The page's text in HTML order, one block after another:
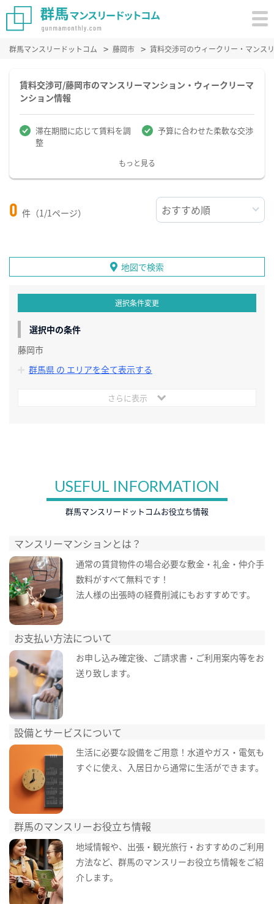
群馬マンスリードットコム 藤岡市 賃料交渉可のウィークリー・マンス
賃料交渉可/藤岡市のマンスリーマンション・ウィークリーマ
ンション情報
滞在期間に応じて賃料を調
整
予算に合わせた柔軟な交渉
もっと見る
0 件（1/1ページ）
地図で検索
選択条件変更
選択中の条件
藤岡市
群馬県 の エリアを全て表示する
さらに表示
USEFUL INFORMATION
群馬マンスリードットコムお役立ち情報
マンスリーマンションとは？
通常の賃貸物件の場合必要な敷金・礼金・仲介手
数料がすべて無料です！
法人様の出張時の経費削減にもおすすめです。
お支払い方法について
お申し込み確定後、ご請求書・ご利用案内等をお
送り致します。
設備とサービスについて
生活に必要な設備をご用意！水道やガス・電気も
すぐに使え、入居日から通常に生活ができます。
群馬のマンスリーお役立ち情報
地域情報や、出張・観光旅行・おすすめのご利用
方法など、群馬のマンスリーお役立ち情報をご紹
介します。